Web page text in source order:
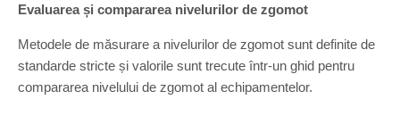
Evaluarea și compararea nivelurilor de zgomot
Metodele de măsurare a nivelurilor de zgomot sunt definite de
standarde stricte și valorile sunt trecute într-un ghid pentru
compararea nivelului de zgomot al echipamentelor.